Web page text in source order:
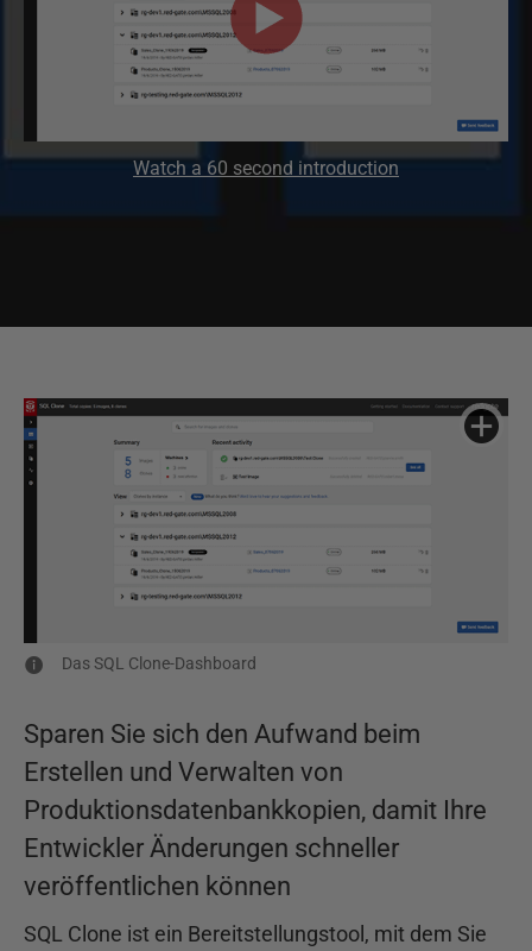
Watch a 60 second introduction
Sparen Sie sich den Aufwand beim
Erstellen und Verwalten von
Produktionsdatenbankkopien, damit Ihre
Entwickler Änderungen schneller
veröffentlichen können
SQL Clone ist ein Bereitstellungstool, mit dem Sie
Das SQL Clone-Dashboard